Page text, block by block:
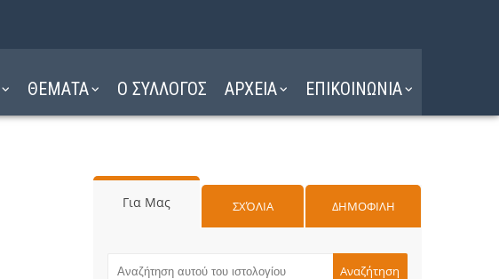
ΘΕΜΑΤΑ Ο ΣΥΛΛΟΓΟΣ ΑΡΧΕΙΑ ΕΠΙΚΟΙΝΩΝΙΑ
Για Μας ΣΧΌΛΙΑ ΔΗΜΟΦΙΛΗ